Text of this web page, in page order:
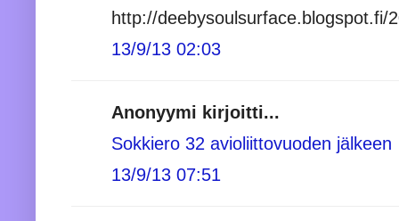
http://deebysoulsurface.blogspot.fi/
13/9/13 02:03
Anonyymi kirjoitti...
Sokkiero 32 avioliittovuoden jälkeen
13/9/13 07:51